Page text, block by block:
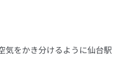
気をかき分けるように仙台駅